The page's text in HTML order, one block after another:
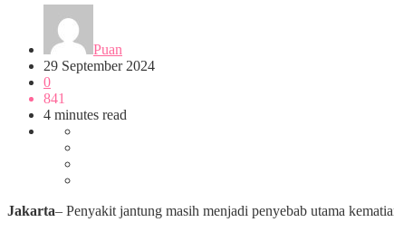
Puan
29 September 2024
0
841
4 minutes read
Jakarta– Penyakit jantung masih menjadi penyebab utama